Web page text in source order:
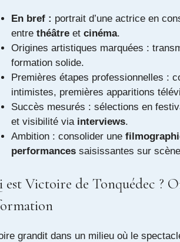
En bref : portrait d’une actrice en
entre théâtreet cinéma.
Origines artistiques marquées :
formation solide.
Premières étapes professionnelles :
intimistes, premières apparitions
Succès mesurés : sélections en
et visibilité via interviews.
Ambition : consolider une
performancessaisissantes sur
est Victoire de Tonquédec ?
grandit dans un milieu où le